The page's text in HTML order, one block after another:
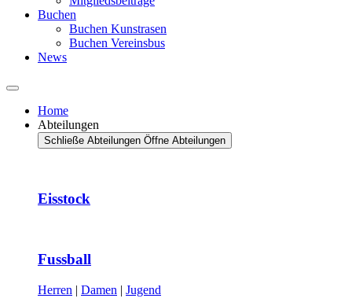
Buchen
Buchen Kunstrasen
Buchen Vereinsbus
News
Home
Abteilungen
Schließe Abteilungen Öffne Abteilungen
Eisstock
Fussball
Herren | Damen | Jugend